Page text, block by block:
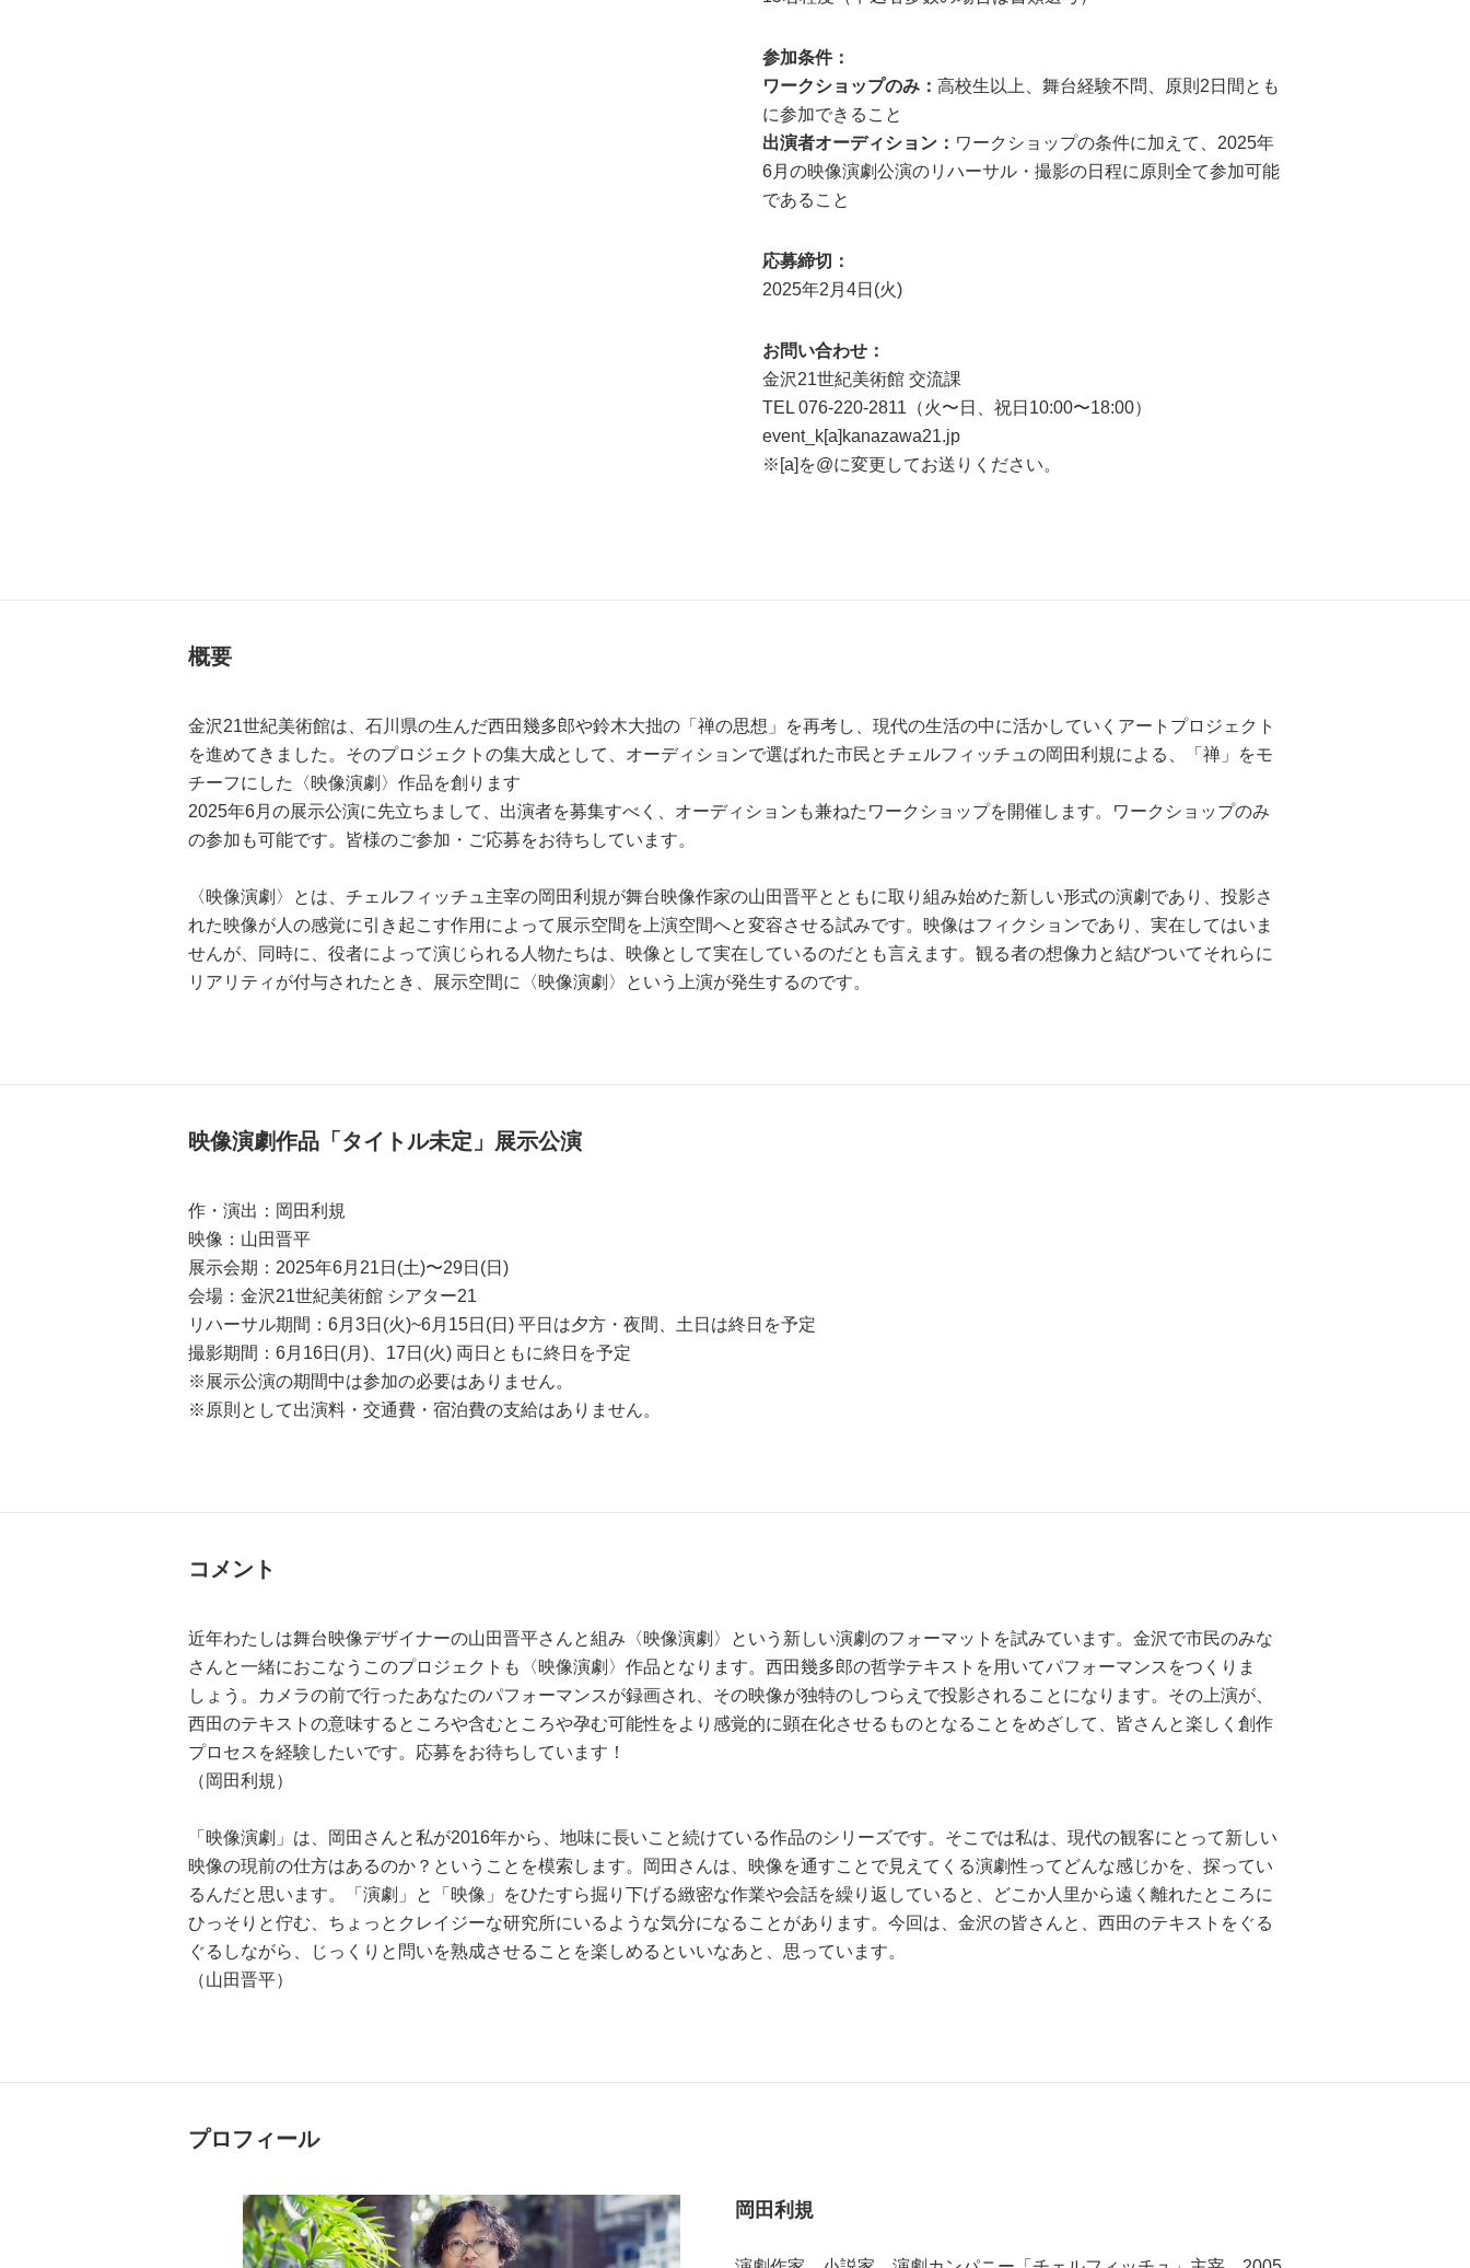
参加条件：
ワークショップのみ： 高校生以上、舞台経験不問、原則2日間とも
に参加できること
出演者オーディション： ワークショップの条件に加えて、2025年
6月の映像演劇公演のリハーサル・撮影の日程に原則全て参加可能
であること
応募締切：
2025年2月4日(火)
お問い合わせ：
金沢21世紀美術館 交流課
TEL 076-220-2811（火〜日、祝日10:00〜18:00）
event_k[a]kanazawa21.jp
※[a]を@に変更してお送りください。
概要
金沢21世紀美術館は、石川県の生んだ西田幾多郎や鈴木大拙の「禅の思想」を再考し、現代の生活の中に活かしていくアートプロジェクト
を進めてきました。そのプロジェクトの集大成として、オーディションで選ばれた市民とチェルフィッチュの岡田利規による、「禅」をモ
チーフにした〈映像演劇〉作品を創ります
2025年6月の展示公演に先立ちまして、出演者を募集すべく、オーディションも兼ねたワークショップを開催します。ワークショップのみ
の参加も可能です。皆様のご参加・ご応募をお待ちしています。
〈映像演劇〉とは、チェルフィッチュ主宰の岡田利規が舞台映像作家の山田晋平とともに取り組み始めた新しい形式の演劇であり、投影さ
れた映像が人の感覚に引き起こす作用によって展示空間を上演空間へと変容させる試みです。映像はフィクションであり、実在してはいま
せんが、同時に、役者によって演じられる人物たちは、映像として実在しているのだとも言えます。観る者の想像力と結びついてそれらに
リアリティが付与されたとき、展示空間に〈映像演劇〉という上演が発生するのです。
映像演劇作品「タイトル未定」展示公演
作・演出：岡田利規
映像：山田晋平
展示会期：2025年6月21日(土)〜29日(日)
会場：金沢21世紀美術館 シアター21
リハーサル期間：6月3日(火)~6月15日(日) 平日は夕方・夜間、土日は終日を予定
撮影期間：6月16日(月)、17日(火) 両日ともに終日を予定
※展示公演の期間中は参加の必要はありません。
※原則として出演料・交通費・宿泊費の支給はありません。
コメント
近年わたしは舞台映像デザイナーの山田晋平さんと組み〈映像演劇〉という新しい演劇のフォーマットを試みています。金沢で市民のみな
さんと一緒におこなうこのプロジェクトも〈映像演劇〉作品となります。西田幾多郎の哲学テキストを用いてパフォーマンスをつくりま
しょう。カメラの前で行ったあなたのパフォーマンスが録画され、その映像が独特のしつらえで投影されることになります。その上演が、
西田のテキストの意味するところや含むところや孕む可能性をより感覚的に顕在化させるものとなることをめざして、皆さんと楽しく創作
プロセスを経験したいです。応募をお待ちしています！
（岡田利規）
「映像演劇」は、岡田さんと私が2016年から、地味に長いこと続けている作品のシリーズです。そこでは私は、現代の観客にとって新しい
映像の現前の仕方はあるのか？ということを模索します。岡田さんは、映像を通すことで見えてくる演劇性ってどんな感じかを、探ってい
るんだと思います。「演劇」と「映像」をひたすら掘り下げる緻密な作業や会話を繰り返していると、どこか人里から遠く離れたところに
ひっそりと佇む、ちょっとクレイジーな研究所にいるような気分になることがあります。今回は、金沢の皆さんと、西田のテキストをぐる
ぐるしながら、じっくりと問いを熟成させることを楽しめるといいなあと、思っています。
（山田晋平）
プロフィール
岡田利規